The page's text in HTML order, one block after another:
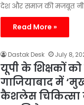
देश और समाज की मजबूत
Read More »
Dastak Desk July 8,
यूपी के शिक्षकों को
गाजियाबाद में
कैशलेस चिकित्सा